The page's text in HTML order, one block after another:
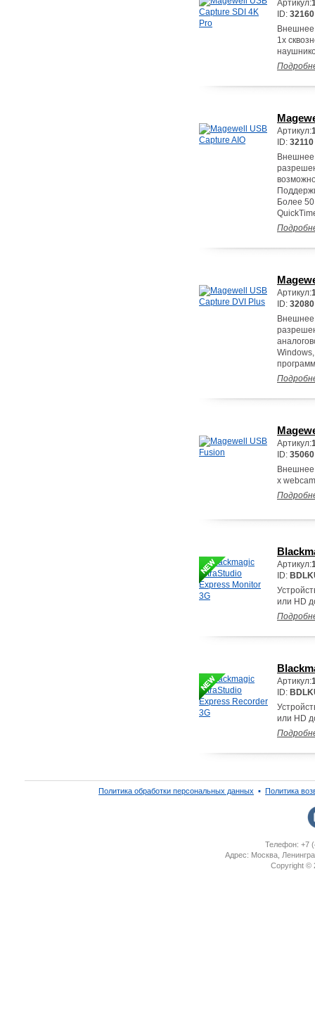
Артикул:
ID: 32160
Внешнее
1х
Артикул:
ID: 32110
Внешнее
Более
Артикул:
ID: 32080
Внешнее
Артикул:
ID: 35060
Внешнее
x
Артикул:
ID:
или HD
Артикул:
ID:
или HD
Политика обработки персональных данных ▪ Политика
Телефон: +7
Адрес: Москва,
Copyright ©